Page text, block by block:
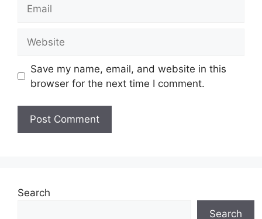
Save my name, email, and website in this
browser for the next time I comment.
Search
Search